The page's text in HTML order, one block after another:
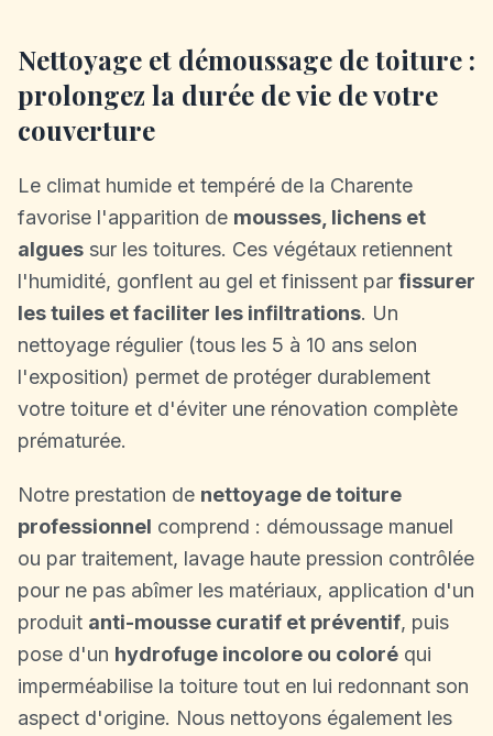
Nettoyage et démoussage de toiture :
prolongez la durée de vie de votre
couverture
Le climat humide et tempéré de la Charente
favorise l'apparition de mousses, lichens et
algues sur les toitures. Ces végétaux retiennent
l'humidité, gonflent au gel et finissent par fissurer
les tuiles et faciliter les infiltrations. Un
nettoyage régulier (tous les 5 à 10 ans selon
l'exposition) permet de protéger durablement
votre toiture et d'éviter une rénovation complète
prématurée.
Notre prestation de nettoyage de toiture
professionnel comprend : démoussage manuel
ou par traitement, lavage haute pression contrôlée
pour ne pas abîmer les matériaux, application d'un
produit anti-mousse curatif et préventif, puis
pose d'un hydrofuge incolore ou coloré qui
imperméabilise la toiture tout en lui redonnant son
aspect d'origine. Nous nettoyons également les